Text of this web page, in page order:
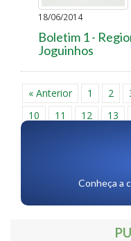
18/06/2014
Boletim 1 -
Joguinhos
« Anterior 1 2
10
11 12 13
Conheça a